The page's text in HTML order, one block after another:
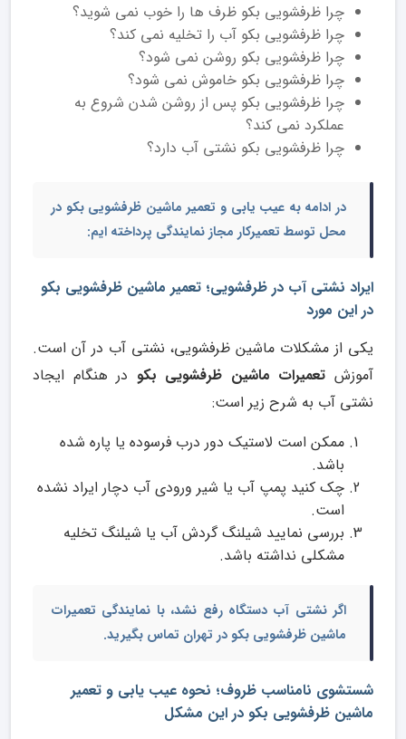
چرا ظرفشویی بکو ظرف ها را خوب نمی شوید؟
چرا ظرفشویی بکو آب را تخلیه نمی کند؟
چرا ظرفشویی بکو روشن نمی شود؟
چرا ظرفشویی بکو خاموش نمی شود؟
چرا ظرفشویی بکو پس از روشن شدن شروع به
عملکرد نمی کند؟
چرا ظرفشویی بکو نشتی آب دارد؟
در ادامه به عیب یابی و تعمیر ماشین ظرفشویی بکو در
محل توسط تعمیرکار مجاز نمایندگی پرداخته ایم:
ایراد نشتی آب در ظرفشویی؛ تعمیر ماشین ظرفشویی بکو
در این مورد
یکی از مشکلات ماشین ظرفشویی، نشتی آب در آن است.
آموزشتعمیرات ماشین ظرفشویی بکو در هنگام ایجاد
نشتی آب به شرح زیر است:
ممکن است لاستیک دور درب فرسوده یا پاره شده
باشد.
چک کنید پمپ آب یا شیر ورودی آب دچار ایراد نشده
است.
بررسی نمایید شیلنگ گردش آب یا شیلنگ تخلیه
مشکلی نداشته باشد.
اگر نشتی آب دستگاه رفع نشد، با نمایندگی تعمیرات
ماشین ظرفشویی بکو در تهران تماس بگیرید.
شستشوی نامناسب ظروف؛ نحوه عیب یابی و تعمیر
ماشین ظرفشویی بکو در این مشکل